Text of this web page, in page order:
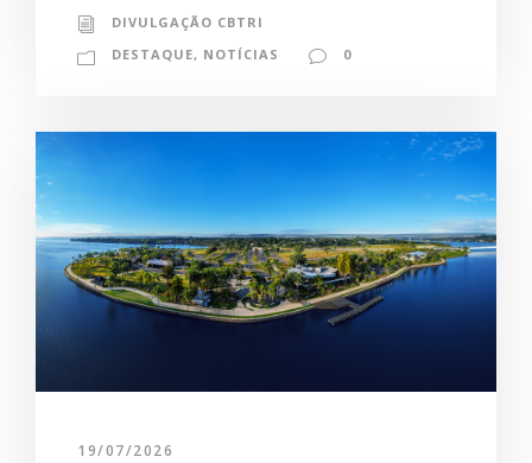
DIVULGAÇÃO CBTRI
DESTAQUE, NOTÍCIAS 0
19/07/2026